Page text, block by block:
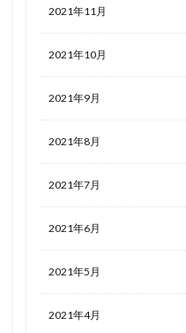
2021年11月
2021年10月
2021年9月
2021年8月
2021年7月
2021年6月
2021年5月
2021年4月